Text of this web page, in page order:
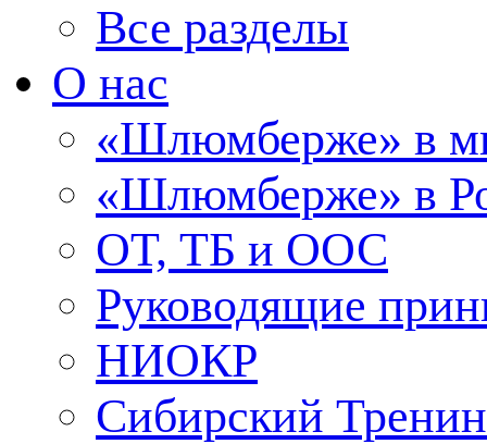
Все разделы
О нас
«Шлюмберже» в
«Шлюмберже» в
ОТ, ТБ и ООС
Руководящие
НИОКР
Сибирский